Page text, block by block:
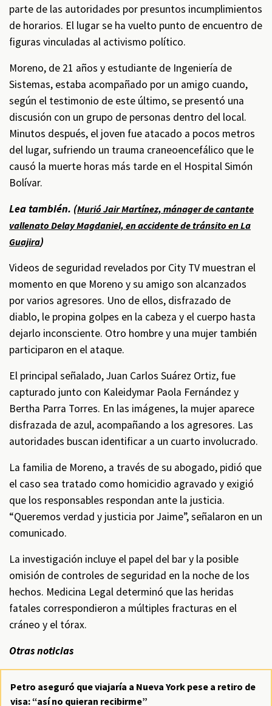
parte de las autoridades por presuntos incumplimientos
de horarios. El lugar se ha vuelto punto de encuentro de
figuras vinculadas al activismo político.
Moreno, de 21 años y estudiante de Ingeniería de
Sistemas, estaba acompañado por un amigo cuando,
según el testimonio de este último, se presentó una
discusión con un grupo de personas dentro del local.
Minutos después, el joven fue atacado a pocos metros
del lugar, sufriendo un trauma craneoencefálico que le
causó la muerte horas más tarde en el Hospital Simón
Bolívar.
Lea también. (Murió Jair Martínez, mánager de cantante
vallenato Delay Magdaniel, en accidente de tránsito en La
Guajira)
Videos de seguridad revelados por City TV muestran el
momento en que Moreno y su amigo son alcanzados
por varios agresores. Uno de ellos, disfrazado de
diablo, le propina golpes en la cabeza y el cuerpo hasta
dejarlo inconsciente. Otro hombre y una mujer también
participaron en el ataque.
El principal señalado, Juan Carlos Suárez Ortiz, fue
capturado junto con Kaleidymar Paola Fernández y
Bertha Parra Torres. En las imágenes, la mujer aparece
disfrazada de azul, acompañando a los agresores. Las
autoridades buscan identificar a un cuarto involucrado.
La familia de Moreno, a través de su abogado, pidió que
el caso sea tratado como homicidio agravado y exigió
que los responsables respondan ante la justicia.
“Queremos verdad y justicia por Jaime”, señalaron en un
comunicado.
La investigación incluye el papel del bar y la posible
omisión de controles de seguridad en la noche de los
hechos. Medicina Legal determinó que las heridas
fatales correspondieron a múltiples fracturas en el
cráneo y el tórax.
Otras noticias
Petro aseguró que viajaría a Nueva York pese a retiro de
visa: “así no quieran recibirme”